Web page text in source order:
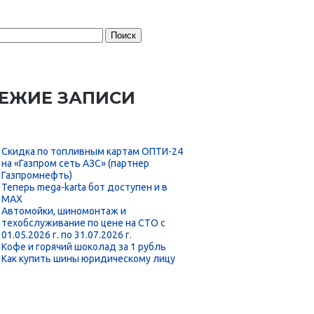
ЗАПИСИ
Скидка по топливным картам ОПТИ-24
на «Газпром сеть АЗС» (партнер
Газпромнефть)
Теперь mega-karta бот доступен и в
MAX
Автомойки, шиномонтаж и
техобслуживание по цене на СТО с
01.05.2026 г. по 31.07.2026 г.
Кофе и горячий шоколад за 1 рубль
Как купить шины юридическому лицу